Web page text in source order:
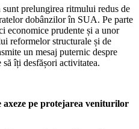
prelungirea ritmului redus de
dobânzilor în SUA. Pe parte
economice prudente și a unor
reformelor structurale și de
un mesaj puternic despre
îți desfășori activitatea.
axeze pe protejarea veniturilor